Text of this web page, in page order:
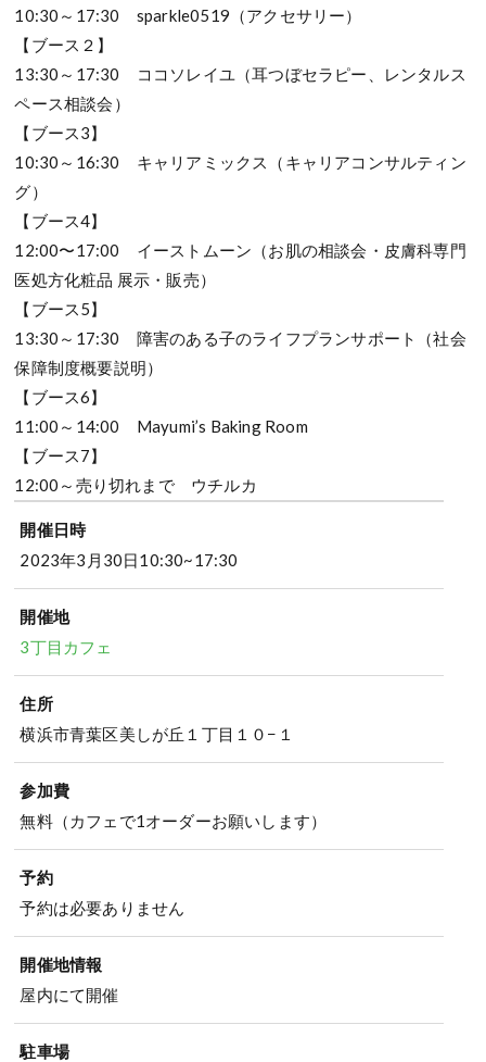
10:30～17:30 sparkle0519（アクセサリー）
【ブース２】
13:30～17:30 ココソレイユ（耳つぼセラピー、レンタルス
ペース相談会）
【ブース3】
10:30～16:30 キャリアミックス（キャリアコンサルティン
グ）
【ブース4】
12:00〜17:00 イーストムーン（お肌の相談会・皮膚科専門
医処方化粧品 展示・販売）
【ブース5】
13:30～17:30 障害のある子のライフプランサポート（社会
保障制度概要説明）
【ブース6】
11:00～14:00 Mayumi’s Baking Room
【ブース7】
12:00～売り切れまで ウチルカ
開催日時
2023年3月30日10:30~17:30
開催地
3丁目カフェ
住所
横浜市青葉区美しが丘１丁目１０−１
参加費
無料（カフェで1オーダーお願いします）
予約
予約は必要ありません
開催地情報
屋内にて開催
駐車場